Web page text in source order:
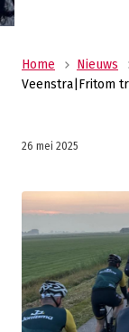
Home
Nieuws
Veenstra|Fritom
26 mei 2025